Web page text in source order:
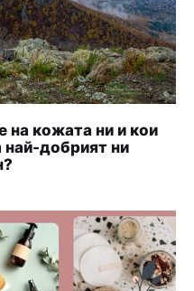
на кожата ни и кои
най-добрият ни